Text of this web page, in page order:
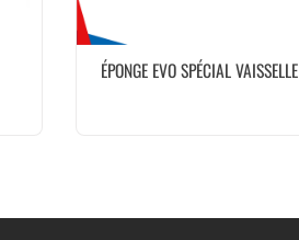
ÉPONGE EVO SPÉCIAL VAISSELLE